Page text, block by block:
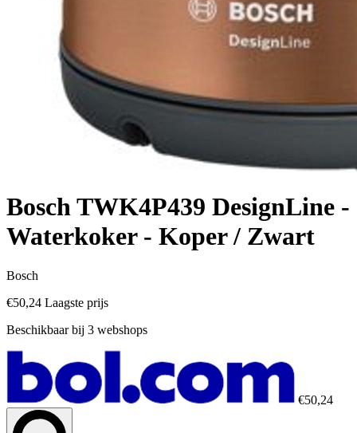
Bosch TWK4P439 DesignLine -
Waterkoker - Koper / Zwart
Bosch
€50,24 Laagste prijs
Beschikbaar bij 3 webshops
€50,24